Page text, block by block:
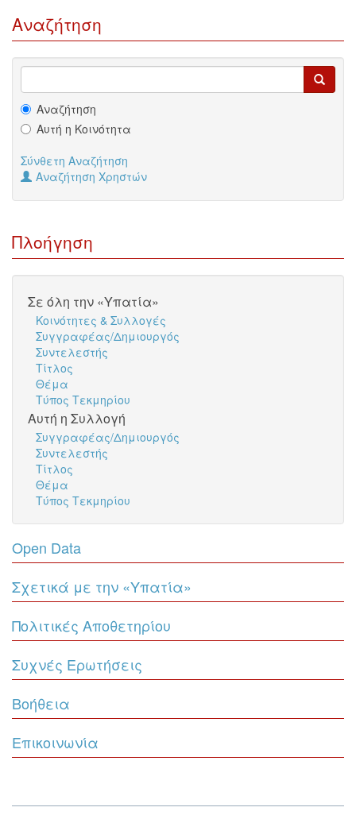
Αναζήτηση
Αναζήτηση
Αυτή η Κοινότητα
Σύνθετη Αναζήτηση
Αναζήτηση Χρηστών
Πλοήγηση
Σε όλη την «Υπατία»
Κοινότητες & Συλλογές
Συγγραφέας/Δημιουργός
Συντελεστής
Τίτλος
Θέμα
Τύπος Τεκμηρίου
Αυτή η Συλλογή
Συγγραφέας/Δημιουργός
Συντελεστής
Τίτλος
Θέμα
Τύπος Τεκμηρίου
Open Data
Σχετικά με την «Υπατία»
Πολιτικές Αποθετηρίου
Συχνές Ερωτήσεις
Βοήθεια
Επικοινωνία